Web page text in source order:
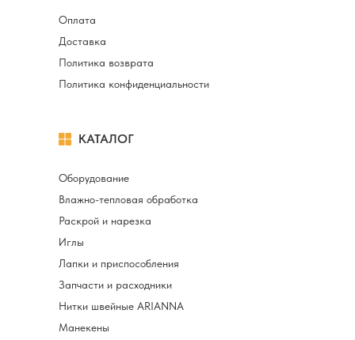
КАТАЛОГ
Оборудование
Лапки и приспособления
Раскрой и нарезка
Нитки швейные ARIANNA
Влажно-тепловая обработка
Запчасти и расходники
Иглы
Манекены
Оплата
Политика возврата
Доставка
Политика конфиденциальности